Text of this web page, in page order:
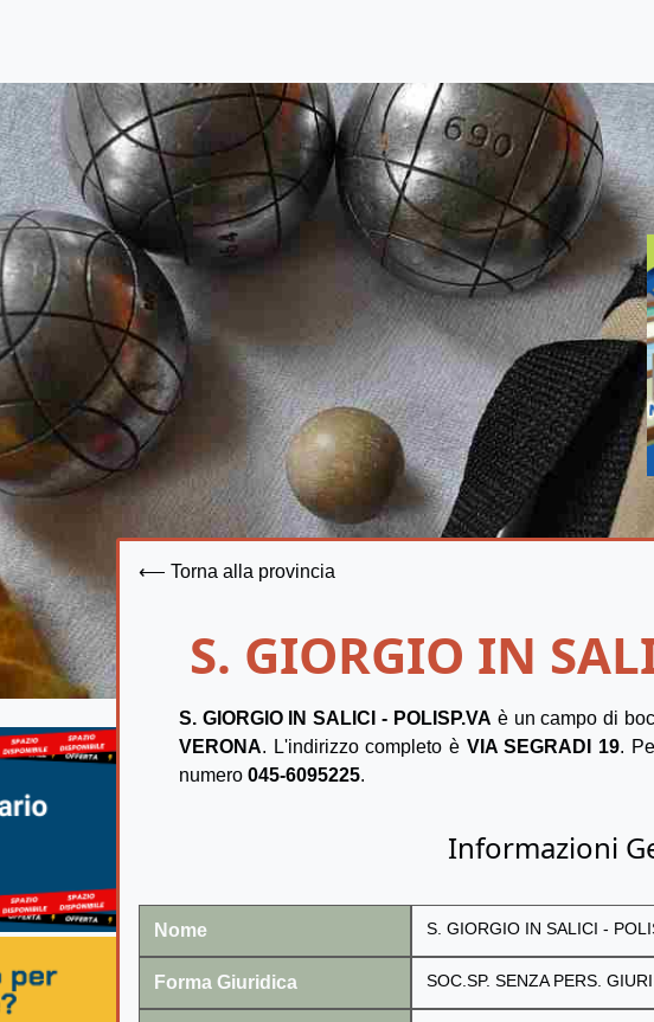
⟵ Torna alla provincia
S. GIORGIO IN
S. GIORGIO IN SALICI - POLISP.VA è un campo di
VERONA. L'indirizzo completo è VIA SEGRADI 19.
numero 045-6095225.
Informazioni
Nome S. GIORGIO IN SALICI -
Forma Giuridica SOC.SP. SENZA PERS.